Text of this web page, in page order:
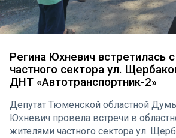
Регина Юхневич встретилась
частного сектора ул.
ДНТ «Автотранспортник-2»
Депутат Тюменской областной
Юхневич провела встречи в
жителями частного сектора ул.